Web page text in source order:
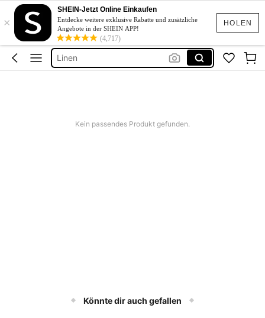
HOLEN
×
SHEIN-Jetzt Online Einkaufen
Entdecke weitere exklusive Rabatte und zusätzliche
Angebote in der SHEIN APP!
(4,717)
Tricou Lung Alb
Pantalono 3 Sferturi
Linen
Schwimmanzug Sport
Kein passendes Produkt gefunden.
Könnte dir auch gefallen